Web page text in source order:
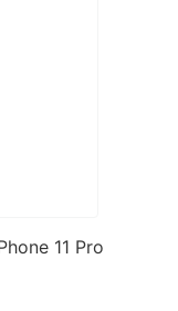
11 Pro